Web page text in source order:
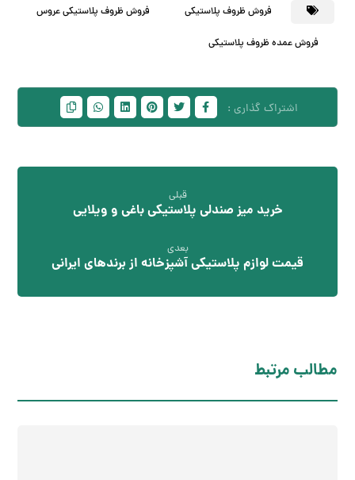
فروش ظروف پلاستیکی فروش ظروف پلاستیکی عروس
فروش عمده ظروف پلاستیکی
قبلی
خرید میز صندلی پلاستیکی باغی و ویلایی
بعدی
قیمت لوازم پلاستیکی آشپزخانه از برندهای ایرانی
مطالب مرتبط